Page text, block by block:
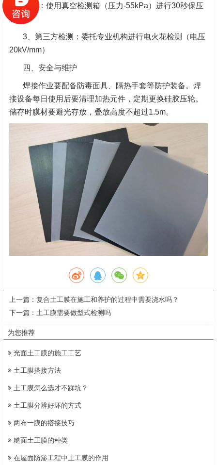
专检：使用真空检测箱（压力-55kPa）进行30秒保压
测试
3、第三方检测：委托专业机构进行电火花检测（电压
20kV/mm）
四、安全与维护
焊接作业要配备防毒面具、隔热手套等防护装备。焊
接设备每日使用后要清理加热元件，定期更换硅胶压轮。
储存时膜材要避光存放，叠放高度不超过1.5m。
上一篇： 复合土工膜在施工和养护的过程中需要浇水吗？
下一篇： 土工膜需要做型式检测吗
为您推荐
光面土工膜的施工工艺
土工膜搭接方法
土工膜怎么选才不踩坑？
土工膜分辨好坏的方式
两布一膜的搭接技巧
糙面土工膜的种类
在屋面防渗工程中土工膜的作用